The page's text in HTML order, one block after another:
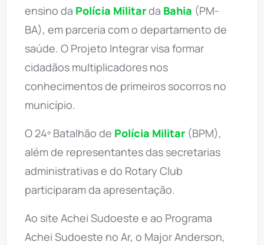
ensino da Polícia Militarda Bahia (PM-
BA), em parceria com o departamento de
saúde. O Projeto Integrar visa formar
cidadãos multiplicadores nos
conhecimentos de primeiros socorros no
município.
O 24º Batalhão de Polícia Militar (BPM),
além de representantes das secretarias
administrativas e do Rotary Club
participaram da apresentação.
Ao site Achei Sudoeste e ao Programa
Achei Sudoeste no Ar, o Major Anderson,